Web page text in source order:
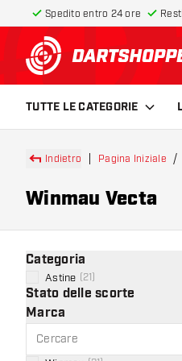
Spedito entro 24 ore
torna alla
TUTTE LE CATEGORIE
Indietro Pagina Iniziale
Winmau Vecta
Categoria
Astine 21
Stato delle scorte
Marca